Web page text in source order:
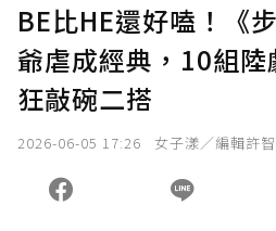
BE比HE還好嗑！《
爺虐成經典，10組陸
狂敲碗二搭
2026-06-05 17:26 女子漾／編輯許